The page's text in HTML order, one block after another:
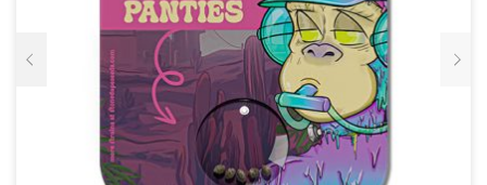
PRODUCTPAGINA